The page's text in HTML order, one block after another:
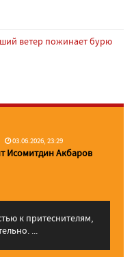
ветер пожинает бурю
03.06.2026, 23:29
Исомитдин Акбаров
к притеснителям,
...